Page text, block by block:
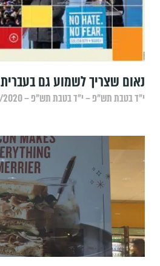
נאום שצריך לשמוע גם בעברית
י״ד בטבת תש״פ – י״ד בטבת תש״פ – 11/01/2020